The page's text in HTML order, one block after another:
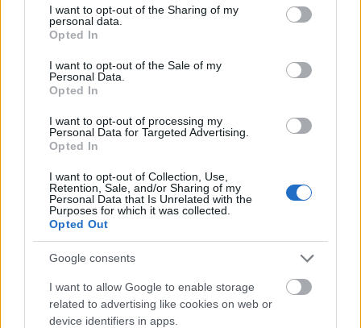
not limited to your visit or usage behaviour. You may click to
grant or deny consent to Google and its third-party tags to
use your data for below specified purposes in below Google
consent section.
I want to opt-out of the Sharing of my
personal data.
Opted In
I want to opt-out of the Sale of my
Personal Data.
Opted In
I want to opt-out of processing my
Personal Data for Targeted Advertising.
Opted In
I want to opt-out of Collection, Use,
Retention, Sale, and/or Sharing of my
Personal Data that Is Unrelated with the
Purposes for which it was collected.
Opted Out
Google consents
I want to allow Google to enable storage
related to advertising like cookies on web or
device identifiers in apps.
Ramani és munkatársai korábban is sokat
foglalkoztak 3D technológiákkal. 2017 elején
mutatták be az okostelefonokat felhasználóbarát
tervezőrendszerré alakító Makerpad platformot. A
kifejezetten kezdőknek szánt Makerpad-del a
technológiát legkevésbé értők is létre tudnak hozni
3D szkent, 3D modellt, 3D nyomatot és lézervágatot.